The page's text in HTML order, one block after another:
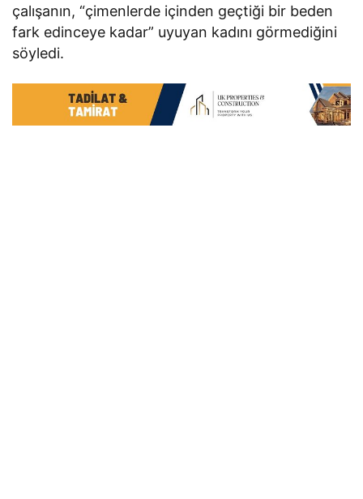
çalışanın, “çimenlerde içinden geçtiği bir beden
fark edinceye kadar” uyuyan kadını görmediğini
söyledi.